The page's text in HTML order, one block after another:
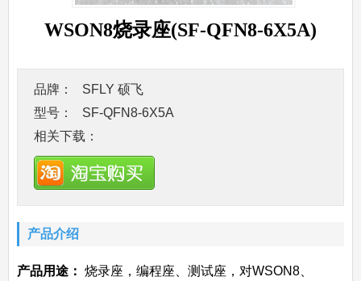
WSON8烧录座(SF-QFN8-6X5A)
品牌：
SFLY 硕飞
型号：
SF-QFN8-6X5A
相关下载：
产品介绍
产品用途： 烧录座，编程座、测试座，对WSON8、